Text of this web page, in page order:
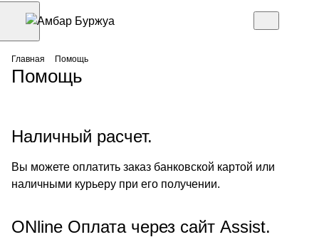
Главная Помощь
Помощь
Наличный расчет.
Вы можете оплатить заказ банковской картой или
наличными курьеру при его получении.
ONline Оплата через сайт Assist.